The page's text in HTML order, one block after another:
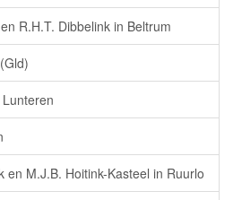
R.H.T. Dibbelink in Beltrum
en M.J.B. Hoitink-Kasteel in Ruurlo